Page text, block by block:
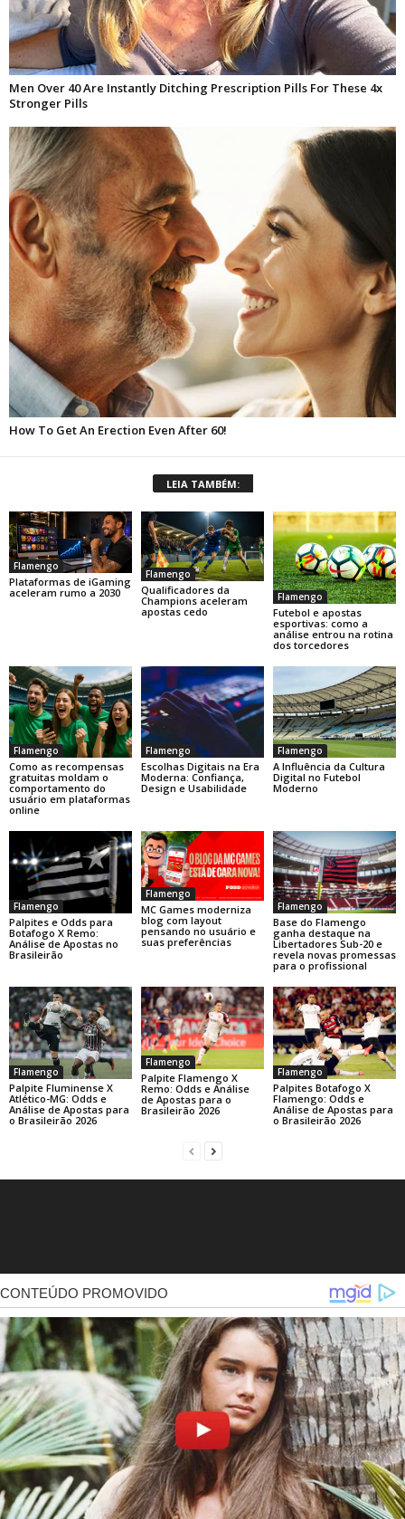
LEIA TAMBÉM:
Flamengo
Plataformas de iGaming
aceleram rumo a 2030
Flamengo
Qualificadores da
Champions aceleram
apostas cedo
Flamengo
Futebol e apostas
esportivas: como a
análise entrou na rotina
dos torcedores
Flamengo
Como as recompensas
gratuitas moldam o
comportamento do
usuário em plataformas
online
Flamengo
Escolhas Digitais na Era
Moderna: Confiança,
Design e Usabilidade
Flamengo
A Influência da Cultura
Digital no Futebol
Moderno
Flamengo
Palpites e Odds para
Botafogo X Remo:
Análise de Apostas no
Brasileirão
Flamengo
MC Games moderniza
blog com layout
pensando no usuário e
suas preferências
Flamengo
Base do Flamengo
ganha destaque na
Libertadores Sub-20 e
revela novas promessas
para o profissional
Flamengo
Palpite Fluminense X
Atlético-MG: Odds e
Análise de Apostas para
o Brasileirão 2026
Flamengo
Palpite Flamengo X
Remo: Odds e Análise
de Apostas para o
Brasileirão 2026
Flamengo
Palpites Botafogo X
Flamengo: Odds e
Análise de Apostas para
o Brasileirão 2026